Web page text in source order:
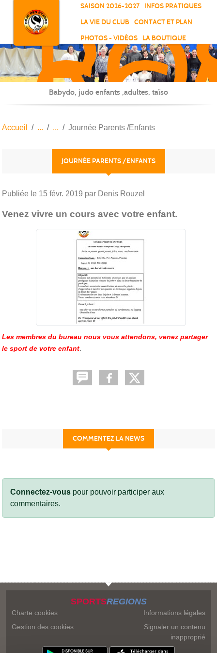
SAISON 2026-2027
INFOS PRATIQUES
LA VIE DU CLUB
CONTACT ET PLAN
PHOTOS - VIDÉOS
LA BOUTIQUE
-
-
Babydo, judo enfants ,adultes, taïso
Accueil Journée Parents /Enfants
JOURNÉE PARENTS /ENFANTS
Publiée le 15 févr. 2019 par Denis Rouzel
Venez vivre un cours avec votre enfant.
Les membres du bureau nous vous attendons, venez partager
le sport de votre enfant.
COMMENTEZ LA NEWS
Connectez-vous pour pouvoir participer aux
commentaires.
SPORTSREGIONS
Charte cookies
Gestion des cookies
Informations légales
Signaler un contenu
inapproprié
Panneau de gestion des cookies